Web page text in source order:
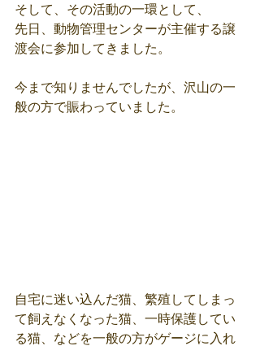
そして、その活動の一環として、
先日、動物管理センターが主催する譲
渡会に参加してきました。
今まで知りませんでしたが、沢山の一
般の方で賑わっていました。
自宅に迷い込んだ猫、繁殖してしまっ
て飼えなくなった猫、一時保護してい
る猫、などを一般の方がゲージに入れ